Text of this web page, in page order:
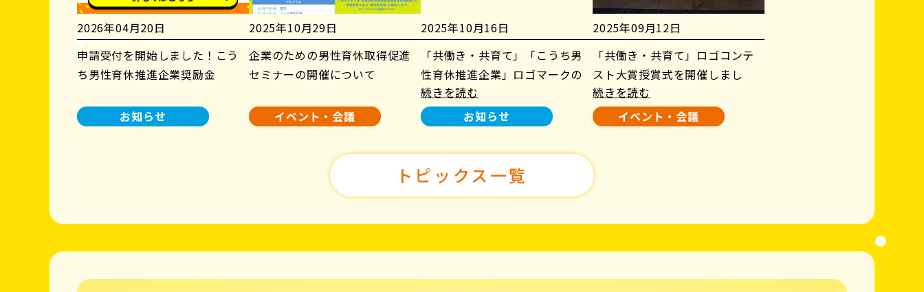
2026年04月20日
申請受付を開始しました！こう
ち男性育休推進企業奨励金
お知らせ
2025年10月29日
企業のための男性育休取得促進
セミナーの開催について
イベント・会議
2025年10月16日
「共働き・共育て」「こうち男
性育休推進企業」ロゴマークの
使用について
続きを読む
お知らせ
2025年09月12日
「共働き・共育て」ロゴコンテ
スト大賞授賞式を開催しまし
た！
続きを読む
イベント・会議
トピックス一覧